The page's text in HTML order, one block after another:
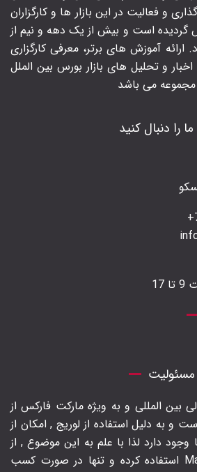
و فعالیت در این بازار ها و کارگزاران
گردیده است و بیش از یک دهه و نیم از
آموزش های برتر‍، معرفی کارگزاری
و تحلیل های بازار بورس بین الملل
می باشد
ما را دنبال کنید
بین المللی و به ویژه مارکت فارکس از
و به دلیل استفاده از لوریج , امکان از
دارد لذا با علم به این موضوع , از
خدمات مجموعه Maketp استفاده کرده و تنها در صورت کسب